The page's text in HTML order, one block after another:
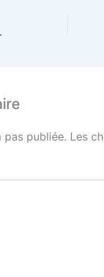
pas publiée. Les